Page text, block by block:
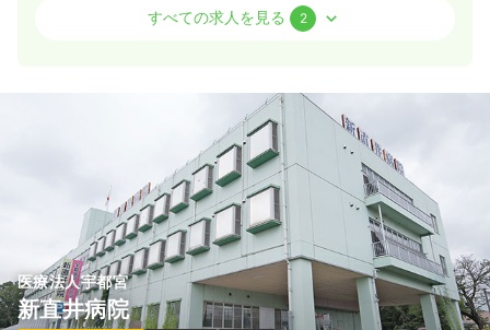
（休憩120分）
担当業務未経験可 ブランク可
第二新卒可
月給28万円以上可
気になる 詳細を見る
すべての求人を見る 2
医療法人宇都宮
新直井病院